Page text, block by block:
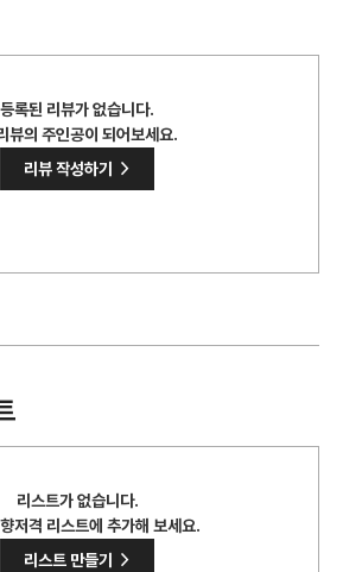
등록된 리뷰가 없습니다.
뷰의 주인공이 되어보세요.
리뷰 작성하기
>
리스트가 없습니다.
저격 리스트에 추가해 보세요.
리스트 만들기
>